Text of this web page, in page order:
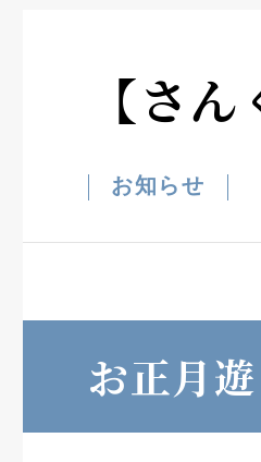
【さ
お知らせ
お正月